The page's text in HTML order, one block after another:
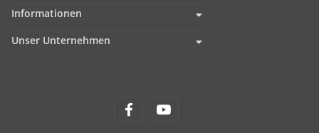
Informationen
Unser Unternehmen